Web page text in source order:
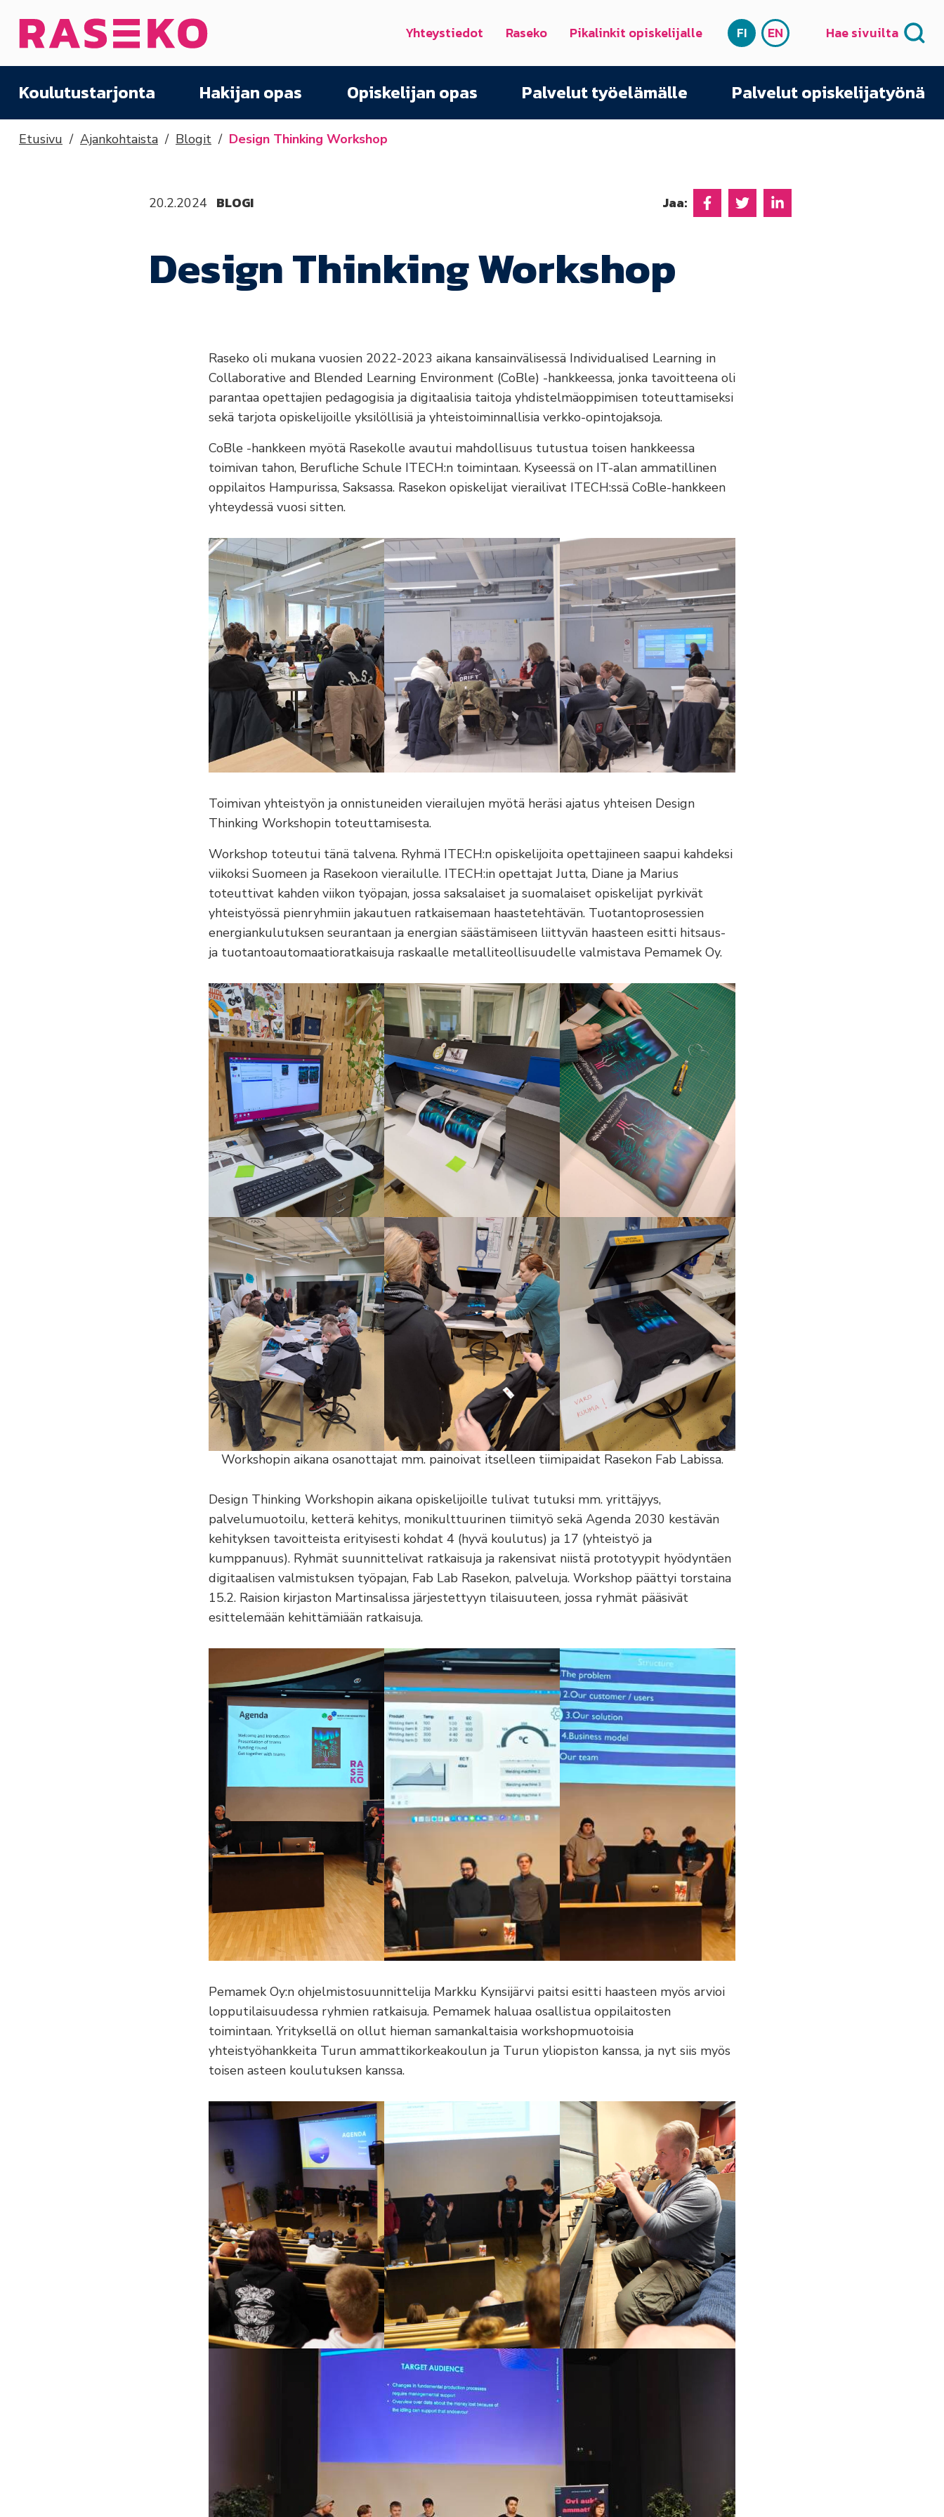
Etusivu Yhteystiedot Raseko Pikalinkit opiskelijalle SUOMI
FI ENGLISH
EN Hae sivuilta
Koulutustarjonta Hakijan opas Opiskelijan opas Palvelut työelämälle Palvelut opiskelijatyönä
Etusivu Ajankohtaista Blogit Design Thinking Workshop
20.2.2024 BLOGI Jaa: Jaa Facebookissa
Jaa Twitterissä
Jaa Linkedinissä
Design Thinking Workshop
Raseko oli mukana vuosien 2022-2023 aikana kansainvälisessä Individualised Learning in
Collaborative and Blended Learning Environment (CoBle) -hankkeessa, jonka tavoitteena oli
parantaa opettajien pedagogisia ja digitaalisia taitoja yhdistelmäoppimisen toteuttamiseksi
sekä tarjota opiskelijoille yksilöllisiä ja yhteistoiminnallisia verkko-opintojaksoja.
CoBle -hankkeen myötä Rasekolle avautui mahdollisuus tutustua toisen hankkeessa
toimivan tahon, Berufliche Schule ITECH:n toimintaan. Kyseessä on IT-alan ammatillinen
oppilaitos Hampurissa, Saksassa. Rasekon opiskelijat vierailivat ITECH:ssä CoBle-hankkeen
yhteydessä vuosi sitten.
Toimivan yhteistyön ja onnistuneiden vierailujen myötä heräsi ajatus yhteisen Design
Thinking Workshopin toteuttamisesta.
Workshop toteutui tänä talvena. Ryhmä ITECH:n opiskelijoita opettajineen saapui kahdeksi
viikoksi Suomeen ja Rasekoon vierailulle. ITECH:in opettajat Jutta, Diane ja Marius
toteuttivat kahden viikon työpajan, jossa saksalaiset ja suomalaiset opiskelijat pyrkivät
yhteistyössä pienryhmiin jakautuen ratkaisemaan haastetehtävän. Tuotantoprosessien
energiankulutuksen seurantaan ja energian säästämiseen liittyvän haasteen esitti hitsaus-
ja tuotantoautomaatioratkaisuja raskaalle metalliteollisuudelle valmistava Pemamek Oy.
Workshopin aikana osanottajat mm. painoivat itselleen tiimipaidat Rasekon Fab Labissa.
Design Thinking Workshopin aikana opiskelijoille tulivat tutuksi mm. yrittäjyys,
palvelumuotoilu, ketterä kehitys, monikulttuurinen tiimityö sekä Agenda 2030 kestävän
kehityksen tavoitteista erityisesti kohdat 4 (hyvä koulutus) ja 17 (yhteistyö ja
kumppanuus). Ryhmät suunnittelivat ratkaisuja ja rakensivat niistä prototyypit hyödyntäen
digitaalisen valmistuksen työpajan, Fab Lab Rasekon, palveluja. Workshop päättyi torstaina
15.2. Raision kirjaston Martinsalissa järjestettyyn tilaisuuteen, jossa ryhmät pääsivät
esittelemään kehittämiään ratkaisuja.
Pemamek Oy:n ohjelmistosuunnittelija Markku Kynsijärvi paitsi esitti haasteen myös arvioi
lopputilaisuudessa ryhmien ratkaisuja. Pemamek haluaa osallistua oppilaitosten
toimintaan. Yrityksellä on ollut hieman samankaltaisia workshopmuotoisia
yhteistyöhankkeita Turun ammattikorkeakoulun ja Turun yliopiston kanssa, ja nyt siis myös
toisen asteen koulutuksen kanssa.